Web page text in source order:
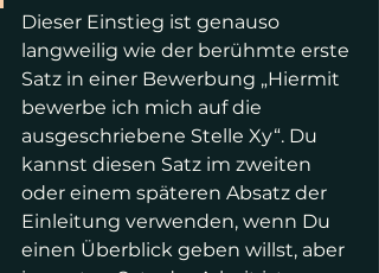
Dieser Einstieg ist genauso
langweilig wie der berühmte erste
Satz in einer Bewerbung „Hiermit
bewerbe ich mich auf die
ausgeschriebene Stelle Xy“. Du
kannst diesen Satz im zweiten
oder einem späteren Absatz der
Einleitung verwenden, wenn Du
einen Überblick geben willst, aber